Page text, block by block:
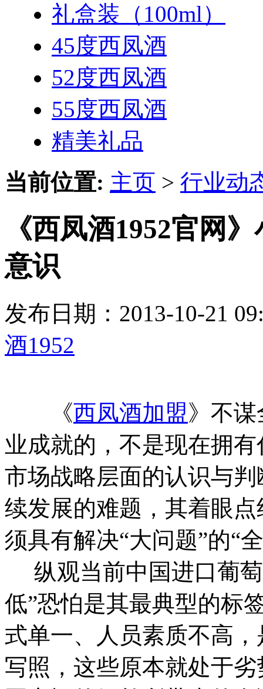
礼盒装（100ml）
45度西凤酒
52度西凤酒
55度西凤酒
精美礼品
当前位置: 主页 > 行业动
《西凤酒1952官网
意识
发布日期：2013-10-21
酒1952
《西凤酒加盟》不
业成就的，不是现在拥
市场战略层面的认识与
续发展的难题，其着眼
须具有解决“大问题”的“
纵观当前中国进口葡萄
低”恐怕是其最典型的标
式单一、人员素质不高
写照，这些原本就处于